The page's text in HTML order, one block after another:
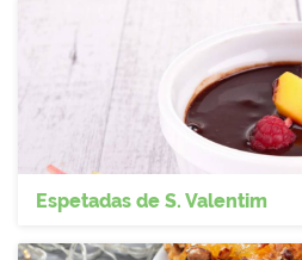
Espetadas de S. Valentim